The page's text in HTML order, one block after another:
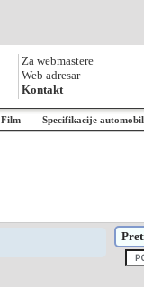
Za webmastere
Web adresar
Kontakt
Film Specifikacije